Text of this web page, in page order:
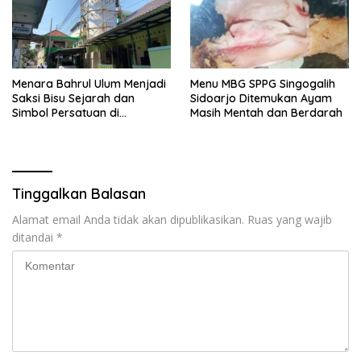
Menara Bahrul Ulum Menjadi
Saksi Bisu Sejarah dan
Simbol Persatuan di
Menu MBG SPPG Singogalih
Sidoarjo Ditemukan Ayam
Masih Mentah dan Berdarah
Tinggalkan Balasan
Alamat email Anda tidak akan dipublikasikan. Ruas yang wajib
ditandai *